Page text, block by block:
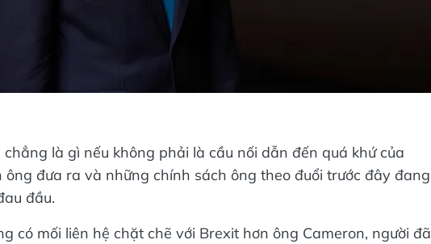
là gì nếu không phải là cầu nối dẫn đến quá khứ của
đưa ra và những chính sách ông theo đuổi trước đây đang
đầu.
có mối liên hệ chặt chẽ với Brexit hơn ông Cameron, người đã